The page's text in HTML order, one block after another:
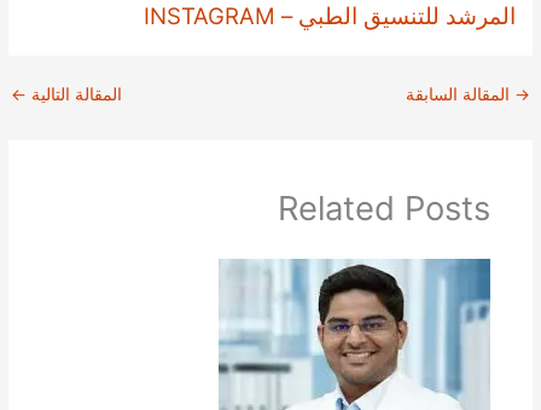
المرشد للتنسيق الطبي – INSTAGRAM
→ المقالة السابقة المقالة التالية ←
Related Posts